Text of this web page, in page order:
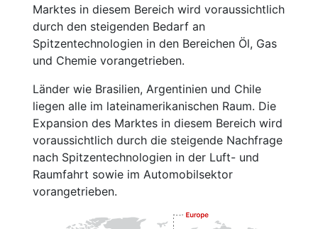
Marktes in diesem Bereich wird voraussichtlich
durch den steigenden Bedarf an
Spitzentechnologien in den Bereichen Öl, Gas
und Chemie vorangetrieben.
Länder wie Brasilien, Argentinien und Chile
liegen alle im lateinamerikanischen Raum. Die
Expansion des Marktes in diesem Bereich wird
voraussichtlich durch die steigende Nachfrage
nach Spitzentechnologien in der Luft- und
Raumfahrt sowie im Automobilsektor
vorangetrieben.